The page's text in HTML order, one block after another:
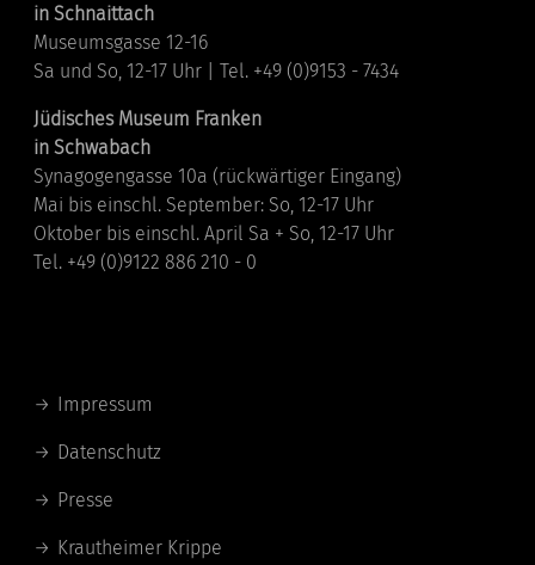
in Schnaittach
Museumsgasse 12-16
Sa und So, 12-17 Uhr | Tel. +49 (0)9153 - 7434
Jüdisches Museum Franken
in Schwabach
Synagogengasse 10a (rückwärtiger Eingang)
Mai bis einschl. September: So, 12-17 Uhr
Oktober bis einschl. April Sa + So, 12-17 Uhr
Tel. +49 (0)9122 886 210 - 0
Impressum
Datenschutz
Presse
Krautheimer Krippe